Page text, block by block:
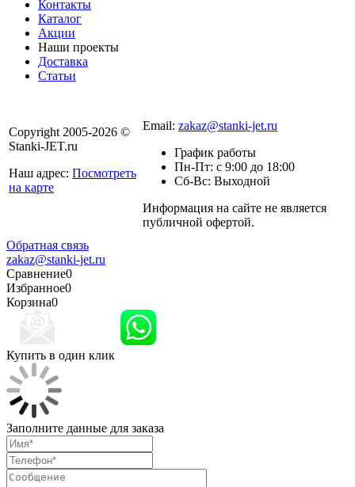
Контакты
Каталог
Акции
Наши проекты
Доставка
Статьи
Copyright 2005-2026 ©
Stanki-JET.ru
Наш адрес: Посмотреть
на карте
Email: zakaz@stanki-jet.ru
График работы
Пн-Пт: с 9:00 до 18:00
Сб-Вс: Выходной
Информация на сайте не является
публичной офертой.
Обратная связь
zakaz@stanki-jet.ru
Сравнение0
Избранное0
Корзина0
Купить в один клик
Заполните данные для заказа